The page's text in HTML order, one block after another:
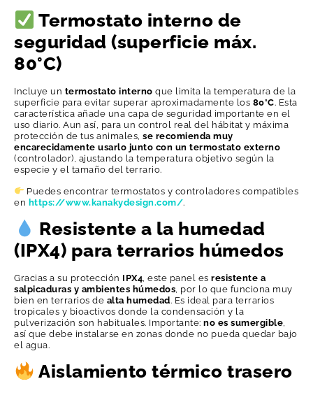
Termostato interno de
seguridad (superficie máx.
80°C)
Incluye un termostato interno que limita la temperatura de la
superficie para evitar superar aproximadamente los 80°C. Esta
característica añade una capa de seguridad importante en el
uso diario. Aun así, para un control real del hábitat y máxima
protección de tus animales, se recomienda muy
encarecidamente usarlo junto con un termostato externo
(controlador), ajustando la temperatura objetivo según la
especie y el tamaño del terrario.
Puedes encontrar termostatos y controladores compatibles
en https://www.kanakydesign.com/.
Resistente a la humedad
(IPX4) para terrarios húmedos
Gracias a su protección IPX4, este panel es resistente a
salpicaduras y ambientes húmedos, por lo que funciona muy
bien en terrarios de alta humedad. Es ideal para terrarios
tropicales y bioactivos donde la condensación y la
pulverización son habituales. Importante: no es sumergible,
así que debe instalarse en zonas donde no pueda quedar bajo
el agua.
Aislamiento térmico trasero